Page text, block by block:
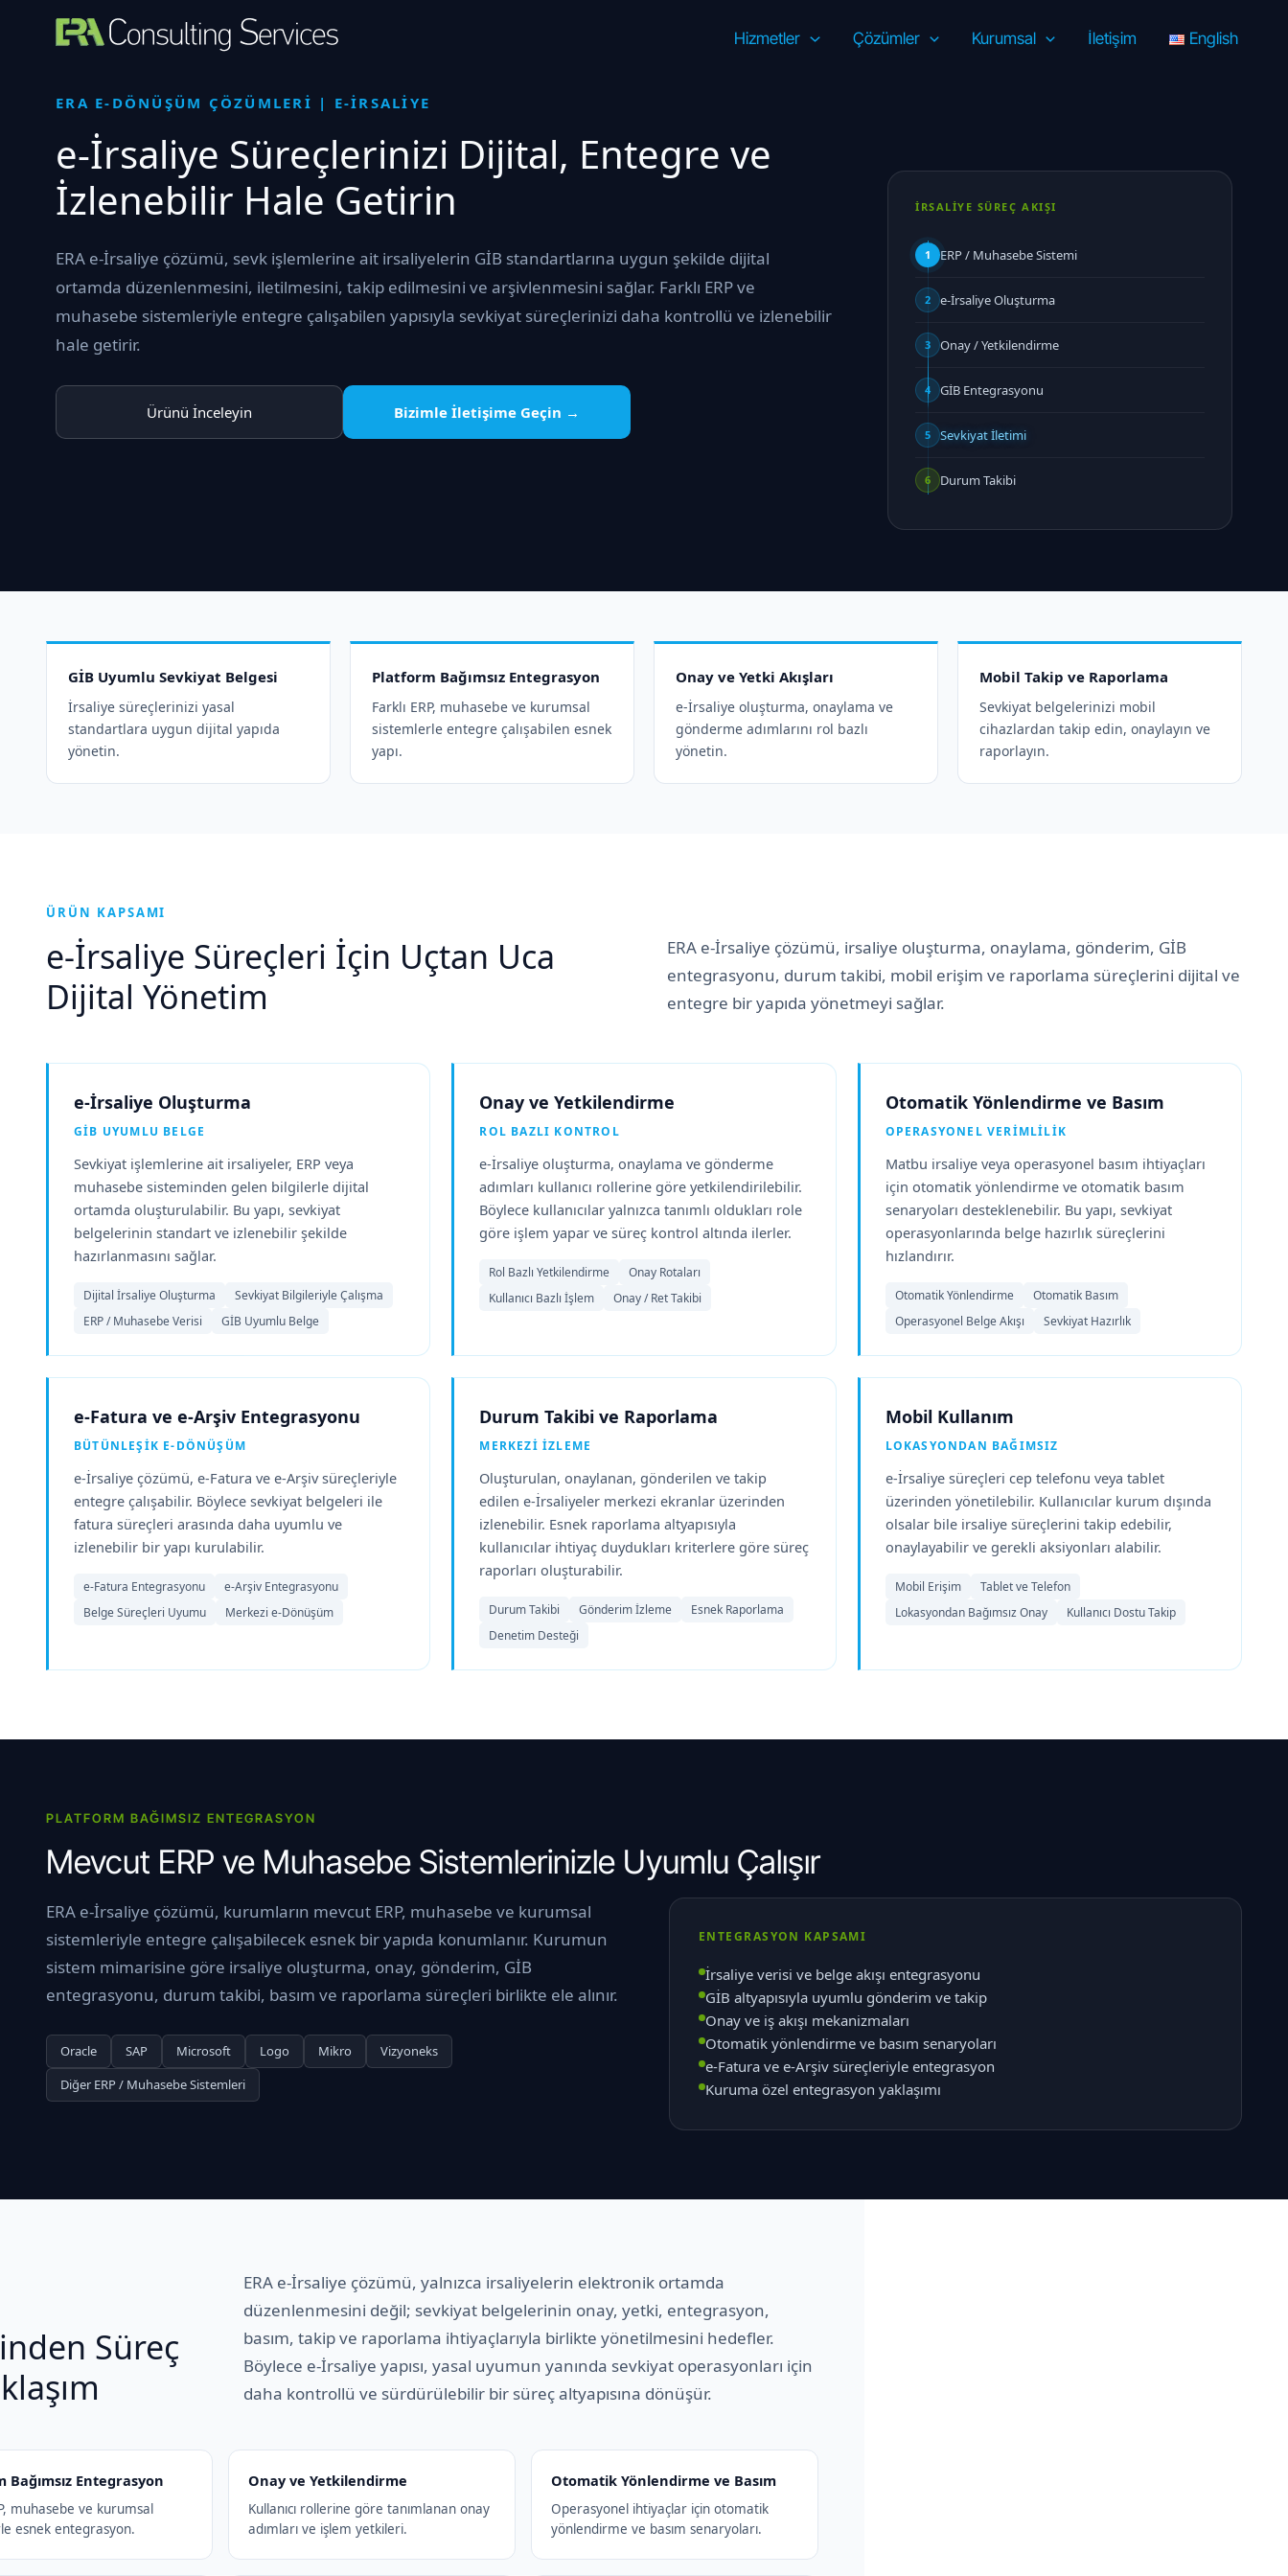
Hizmetler Çözümler Kurumsal İletişim English
ERA E-DÖNÜŞÜM ÇÖZÜMLERİ | E-İRSALİYE
e-İrsaliye Süreçlerinizi Dijital, Entegre ve
İzlenebilir Hale Getirin
ERA e-İrsaliye çözümü, sevk işlemlerine ait irsaliyelerin GİB standartlarına uygun şekilde dijital
ortamda düzenlenmesini, iletilmesini, takip edilmesini ve arşivlenmesini sağlar. Farklı ERP ve
muhasebe sistemleriyle entegre çalışabilen yapısıyla sevkiyat süreçlerinizi daha kontrollü ve izlenebilir
hale getirir.
Ürünü İnceleyin Bizimle İletişime Geçin →
İRSALİYE SÜREÇ AKIŞI
1 ERP / Muhasebe Sistemi
2 e-İrsaliye Oluşturma
3 Onay / Yetkilendirme
4 GİB Entegrasyonu
5 Sevkiyat İletimi
6 Durum Takibi
GİB Uyumlu Sevkiyat Belgesi
İrsaliye süreçlerinizi yasal
standartlara uygun dijital yapıda
yönetin.
Platform Bağımsız Entegrasyon
Farklı ERP, muhasebe ve kurumsal
sistemlerle entegre çalışabilen esnek
yapı.
Onay ve Yetki Akışları
e-İrsaliye oluşturma, onaylama ve
gönderme adımlarını rol bazlı
yönetin.
Mobil Takip ve Raporlama
Sevkiyat belgelerinizi mobil
cihazlardan takip edin, onaylayın ve
raporlayın.
ÜRÜN KAPSAMI
e-İrsaliye Süreçleri İçin Uçtan Uca
Dijital Yönetim
ERA e-İrsaliye çözümü, irsaliye oluşturma, onaylama, gönderim, GİB
entegrasyonu, durum takibi, mobil erişim ve raporlama süreçlerini dijital ve
entegre bir yapıda yönetmeyi sağlar.
e-İrsaliye Oluşturma
GİB UYUMLU BELGE
Sevkiyat işlemlerine ait irsaliyeler, ERP veya
muhasebe sisteminden gelen bilgilerle dijital
ortamda oluşturulabilir. Bu yapı, sevkiyat
belgelerinin standart ve izlenebilir şekilde
hazırlanmasını sağlar.
Dijital İrsaliye Oluşturma
Sevkiyat Bilgileriyle Çalışma
ERP / Muhasebe Verisi
GİB Uyumlu Belge
Onay ve Yetkilendirme
ROL BAZLI KONTROL
e-İrsaliye oluşturma, onaylama ve gönderme
adımları kullanıcı rollerine göre yetkilendirilebilir.
Böylece kullanıcılar yalnızca tanımlı oldukları role
göre işlem yapar ve süreç kontrol altında ilerler.
Rol Bazlı Yetkilendirme
Onay Rotaları
Kullanıcı Bazlı İşlem
Onay / Ret Takibi
Otomatik Yönlendirme ve Basım
OPERASYONEL VERIMLILIK
Matbu irsaliye veya operasyonel basım ihtiyaçları
için otomatik yönlendirme ve otomatik basım
senaryoları desteklenebilir. Bu yapı, sevkiyat
operasyonlarında belge hazırlık süreçlerini
hızlandırır.
Otomatik Yönlendirme
Otomatik Basım
Operasyonel Belge Akışı
Sevkiyat Hazırlık
e-Fatura ve e-Arşiv Entegrasyonu
BÜTÜNLEŞIK E-DÖNÜŞÜM
e-İrsaliye çözümü, e-Fatura ve e-Arşiv süreçleriyle
entegre çalışabilir. Böylece sevkiyat belgeleri ile
fatura süreçleri arasında daha uyumlu ve
izlenebilir bir yapı kurulabilir.
e-Fatura Entegrasyonu
e-Arşiv Entegrasyonu
Belge Süreçleri Uyumu
Merkezi e-Dönüşüm
Durum Takibi ve Raporlama
MERKEZI İZLEME
Oluşturulan, onaylanan, gönderilen ve takip
edilen e-İrsaliyeler merkezi ekranlar üzerinden
izlenebilir. Esnek raporlama altyapısıyla
kullanıcılar ihtiyaç duydukları kriterlere göre süreç
raporları oluşturabilir.
Durum Takibi Gönderim İzleme
Esnek Raporlama
Denetim Desteği
Mobil Kullanım
LOKASYONDAN BAĞIMSIZ
e-İrsaliye süreçleri cep telefonu veya tablet
üzerinden yönetilebilir. Kullanıcılar kurum dışında
olsalar bile irsaliye süreçlerini takip edebilir,
onaylayabilir ve gerekli aksiyonları alabilir.
Mobil Erişim
Tablet ve Telefon
Lokasyondan Bağımsız Onay
Kullanıcı Dostu Takip
PLATFORM BAĞIMSIZ ENTEGRASYON
Mevcut ERP ve Muhasebe Sistemlerinizle Uyumlu Çalışır
ERA e-İrsaliye çözümü, kurumların mevcut ERP, muhasebe ve kurumsal
sistemleriyle entegre çalışabilecek esnek bir yapıda konumlanır. Kurumun
sistem mimarisine göre irsaliye oluşturma, onay, gönderim, GİB
entegrasyonu, durum takibi, basım ve raporlama süreçleri birlikte ele alınır.
Oracle SAP Microsoft Logo Mikro
Vizyoneks
Diğer ERP / Muhasebe Sistemleri
ENTEGRASYON KAPSAMI
İrsaliye verisi ve belge akışı entegrasyonu
GİB altyapısıyla uyumlu gönderim ve takip
Onay ve iş akışı mekanizmaları
Otomatik yönlendirme ve basım senaryoları
e-Fatura ve e-Arşiv süreçleriyle entegrasyon
Kuruma özel entegrasyon yaklaşımı
Süreç
ERA e-İrsaliye çözümü, yalnızca irsaliyelerin elektronik ortamda
düzenlenmesini değil; sevkiyat belgelerinin onay, yetki, entegrasyon,
basım, takip ve raporlama ihtiyaçlarıyla birlikte yönetilmesini hedefler.
Böylece e-İrsaliye yapısı, yasal uyumun yanında sevkiyat operasyonları için
daha kontrollü ve sürdürülebilir bir süreç altyapısına dönüşür.
Bağımsız Entegrasyon
muhasebe ve kurumsal
esnek entegrasyon.
Onay ve Yetkilendirme
Kullanıcı rollerine göre tanımlanan onay
adımları ve işlem yetkileri.
Otomatik Yönlendirme ve Basım
Operasyonel ihtiyaçlar için otomatik
yönlendirme ve basım senaryoları.